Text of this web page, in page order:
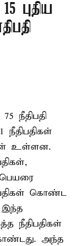
புதிய
நீதிபதி
உள்ளன.
கொண்ட
இந்த
நீதிபதிகள்
அந்த